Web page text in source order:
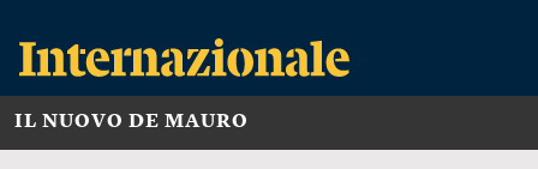
IL NUOVO DE MAURO